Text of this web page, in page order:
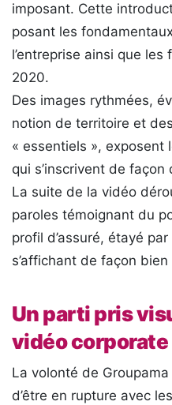
imposant. Cette
posant les
l’entreprise ainsi que les
2020.
Des images rythmées,
notion de territoire et
« essentiels », exposent
qui s’inscrivent de façon
La suite de la vidéo
paroles témoignant du
profil d’assuré, étayé
s’affichant de façon bien
Un parti pris
vidéo corporate
La volonté de
d’être en rupture avec